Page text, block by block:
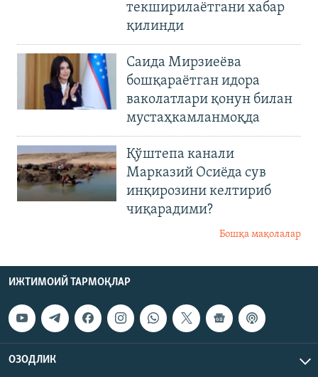
текширилаётгани хабар
қилинди
Саида Мирзиеёва
бошқараётган идора
ваколатлари қонун билан
мустаҳкамланмоқда
Қўштепа канали
Марказий Осиёда сув
инқирозини келтириб
чиқарадими?
Бошқа мақолалар
ИЖТИМОИЙ ТАРМОҚЛАР
ОЗОДЛИК